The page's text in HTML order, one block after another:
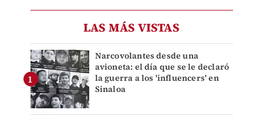
LAS MÁS VISTAS
Narcovolantes desde una
avioneta: el día que se le declaró
la guerra a los 'influencers' en
Sinaloa